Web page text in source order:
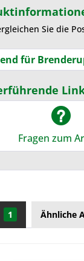
Sie die
für
Fragen zum
1 Ähnliche